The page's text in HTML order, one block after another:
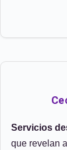
Servicios
que revelan